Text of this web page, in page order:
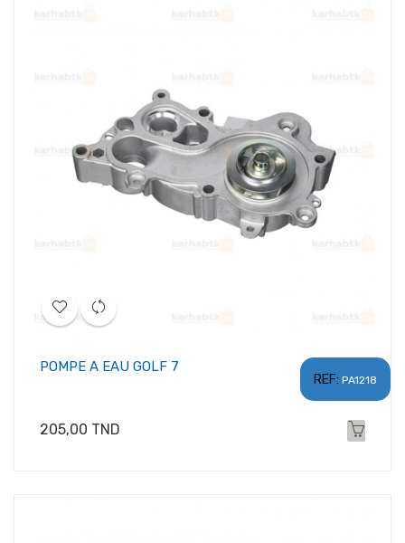
REF: PA1218
POMPE A EAU GOLF 7
Prix
205,00 TND